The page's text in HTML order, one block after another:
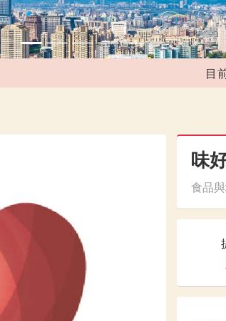
目前媒合
味
食品